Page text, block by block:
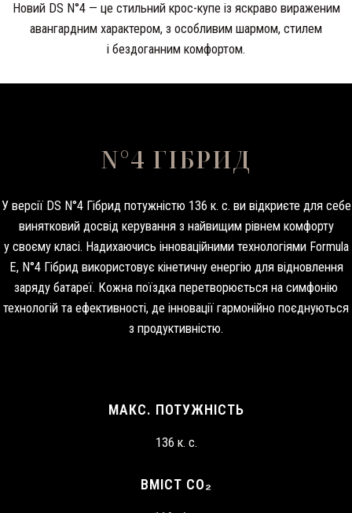
Новий DS N°4 — це стильний крос-купе із яскраво вираженим
авангардним характером, з особливим шармом, стилем
і бездоганним комфортом.
N°4 ГІБРИД
У версії DS N°4 Гібрид потужністю 136 к. с. ви відкриєте для себе
винятковий досвід керування з найвищим рівнем комфорту
у своєму класі. Надихаючись інноваційними технологіями Formula
E, N°4 Гібрид використовує кінетичну енергію для відновлення
заряду батареї. Кожна поїздка перетворюється на симфонію
технологій та ефективності, де інновації гармонійно поєднуються
з продуктивністю.
МАКС. ПОТУЖНІСТЬ
136 к. с.
ВМІСТ CO₂